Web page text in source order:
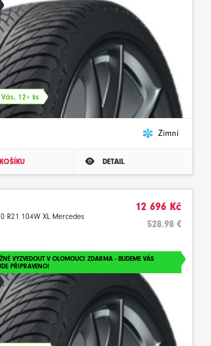
12+ ks
Zimní
DETAIL
R21 104W XL Mercedes
12 696 Kč
528.98 €
VYZVEDOUT V OLOMOUCI ZDARMA - BUDEME VÁS
PŘIPRAVENO!